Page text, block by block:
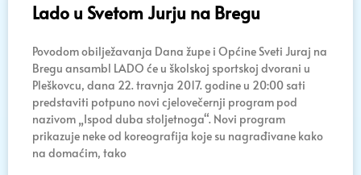
Lado u Svetom Jurju na Bregu
Povodom obilježavanja Dana župe i Općine Sveti Juraj na
Bregu ansambl LADO će u školskoj sportskoj dvorani u
Pleškovcu, dana 22. travnja 2017. godine u 20:00 sati
predstaviti potpuno novi cjelovečernji program pod
nazivom „Ispod duba stoljetnoga“. Novi program
prikazuje neke od koreografija koje su nagrađivane kako
na domaćim, tako